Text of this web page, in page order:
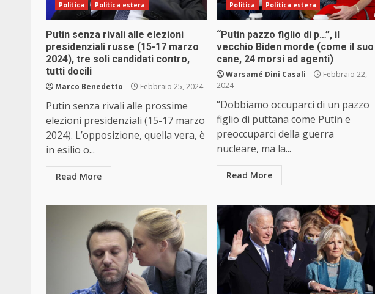
Politica Politica estera
Putin senza rivali alle elezioni
presidenziali russe (15-17 marzo
2024), tre soli candidati contro,
tutti docili
Marco Benedetto Febbraio 25, 2024
Putin senza rivali alle prossime
elezioni presidenziali (15-17 marzo
2024). L’opposizione, quella vera, è
in esilio o...
Read More
Politica Politica estera
“Putin pazzo figlio di p…”, il
vecchio Biden morde (come il suo
cane, 24 morsi ad agenti)
Warsamé Dini Casali
Febbraio 22,
2024
“Dobbiamo occuparci di un pazzo
figlio di puttana come Putin e
preoccuparci della guerra
nucleare, ma la...
Read More